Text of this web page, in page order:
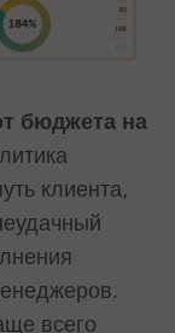
бюджета на
клиента,
всего